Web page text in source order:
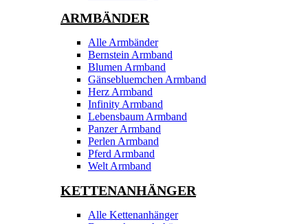
ARMBÄNDER
Alle Armbänder
Bernstein Armband
Blumen Armband
Gänsebluemchen Armband
Herz Armband
Infinity Armband
Lebensbaum Armband
Panzer Armband
Perlen Armband
Pferd Armband
Welt Armband
KETTENANHÄNGER
Alle Kettenanhänger